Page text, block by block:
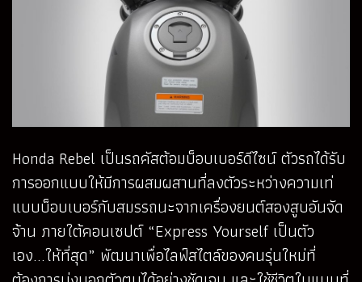
Honda Rebel เป็นรถคัสต้อมบ็อบเบอร์ดีไซน์ ตัวรถได้รับ
การออกแบบให้มีการผสมผสานที่ลงตัวระหว่างความเท่
แบบบ็อบเบอร์กับสมรรถนะจากเครื่องยนต์สองสูบอันจัด
จ้าน ภายใต้คอนเซปต์ “Express Yourself เป็นตัว
เอง...ให้ที่สุด” พัฒนาเพื่อไลฟ์สไตล์ของคนรุ่นใหม่ที่